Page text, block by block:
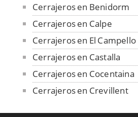
Cerrajeros en Benidorm
Cerrajeros en Calpe
Cerrajeros en El Campello
Cerrajeros en Castalla
Cerrajeros en Cocentaina
Cerrajeros en Crevillent